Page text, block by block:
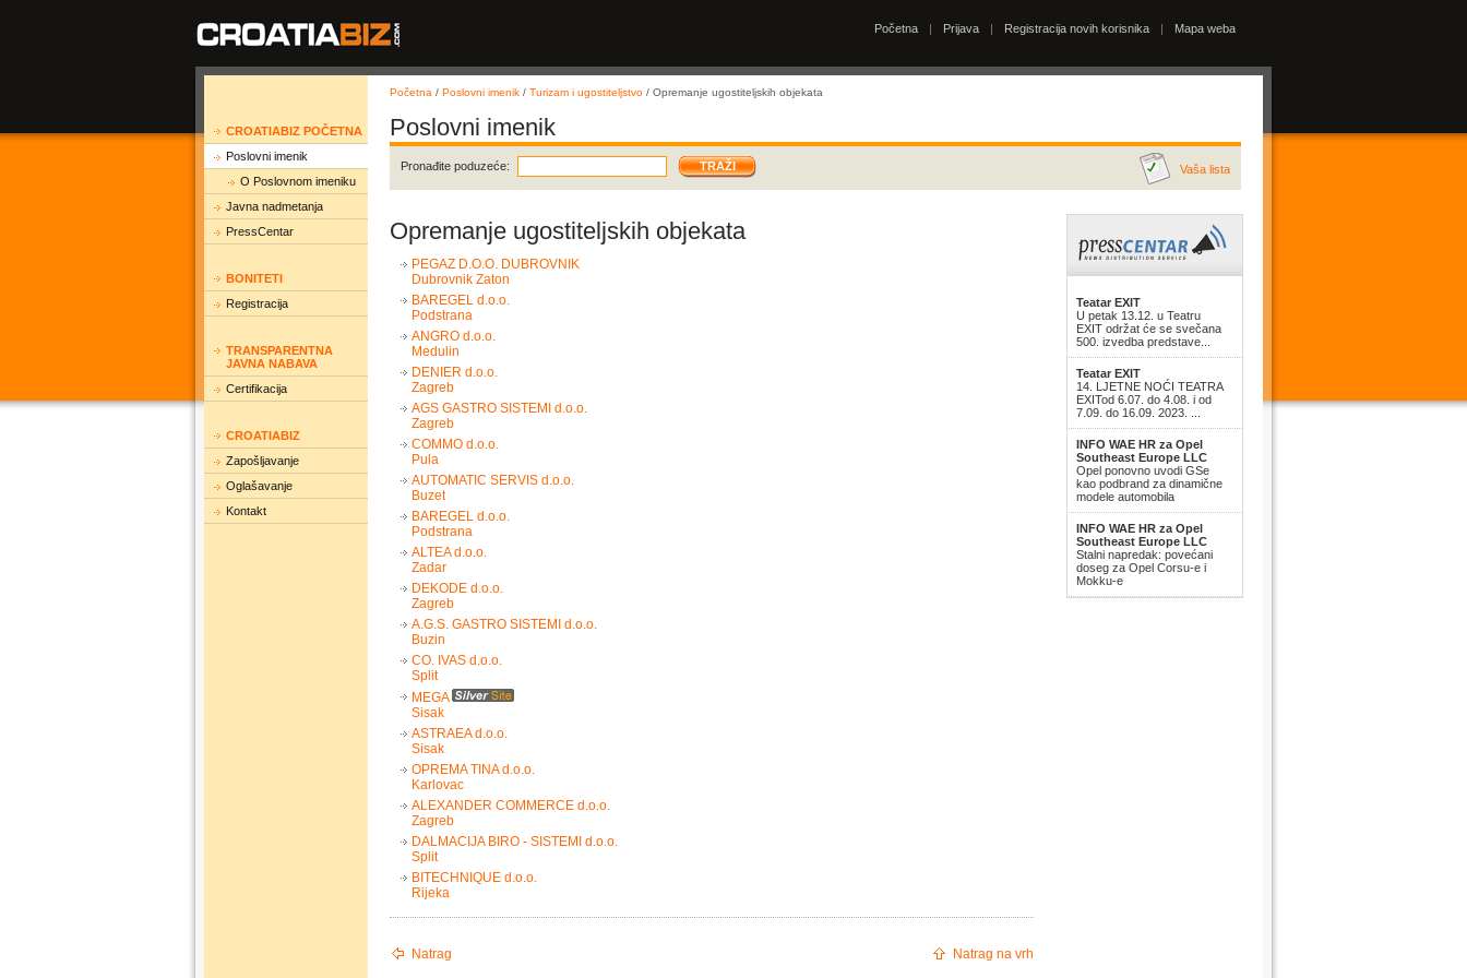
Početna | Prijava | Registracija novih korisnika | Mapa weba
CROATIABIZ POČETNA
Poslovni imenik
O Poslovnom imeniku
Javna nadmetanja
PressCentar
BONITETI
Registracija
TRANSPARENTNA
JAVNA NABAVA
Certifikacija
CROATIABIZ
Zapošljavanje
Oglašavanje
Kontakt
Početna / Poslovni imenik / Turizam i ugostiteljstvo / Opremanje ugostiteljskih objekata
Poslovni imenik
Pronađite poduzeće: Vaša lista
Opremanje ugostiteljskih objekata
PEGAZ D.O.O. DUBROVNIK
Dubrovnik Zaton
BAREGEL d.o.o.
Podstrana
ANGRO d.o.o.
Medulin
DENIER d.o.o.
Zagreb
AGS GASTRO SISTEMI d.o.o.
Zagreb
COMMO d.o.o.
Pula
AUTOMATIC SERVIS d.o.o.
Buzet
BAREGEL d.o.o.
Podstrana
ALTEA d.o.o.
Zadar
DEKODE d.o.o.
Zagreb
A.G.S. GASTRO SISTEMI d.o.o.
Buzin
CO. IVAS d.o.o.
Split
MEGA
Sisak
ASTRAEA d.o.o.
Sisak
OPREMA TINA d.o.o.
Karlovac
ALEXANDER COMMERCE d.o.o.
Zagreb
DALMACIJA BIRO - SISTEMI d.o.o.
Split
BITECHNIQUE d.o.o.
Rijeka
Natrag Natrag na vrh
Teatar EXIT
U petak 13.12. u Teatru
EXIT održat će se svečana
500. izvedba predstave...
Teatar EXIT
14. LJETNE NOĆI TEATRA
EXITod 6.07. do 4.08. i od
7.09. do 16.09. 2023. ...
INFO WAE HR za Opel
Southeast Europe LLC
Opel ponovno uvodi GSe
kao podbrand za dinamične
modele automobila
INFO WAE HR za Opel
Southeast Europe LLC
Stalni napredak: povećani
doseg za Opel Corsu-e i
Mokku-e